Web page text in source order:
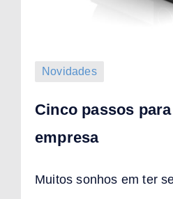
Novidades
Cinco passos
empresa
Muitos sonhos em ter